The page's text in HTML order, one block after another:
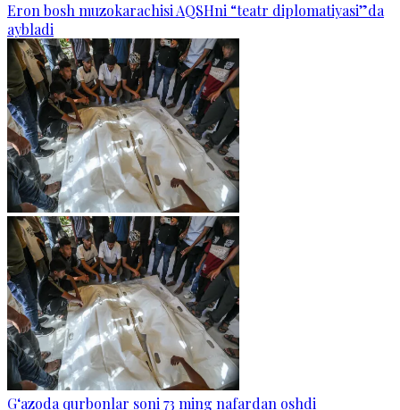
Eron bosh muzokarachisi AQSHni “teatr diplomatiyasi”da
aybladi
G‘azoda qurbonlar soni 73 ming nafardan oshdi